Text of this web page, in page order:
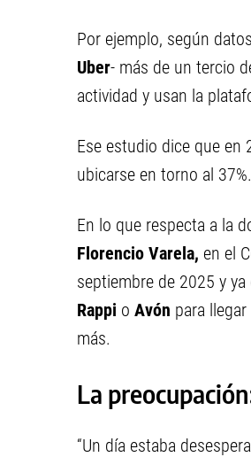
Por ejemplo, según
Uber- más de un tercio
actividad y usan la
Ese estudio dice que en
ubicarse en torno al 37%.
En lo que respecta a la
Florencio Varela, en el
septiembre de 2025 y
Rappi o Avón para
más.
La
“Un día estaba